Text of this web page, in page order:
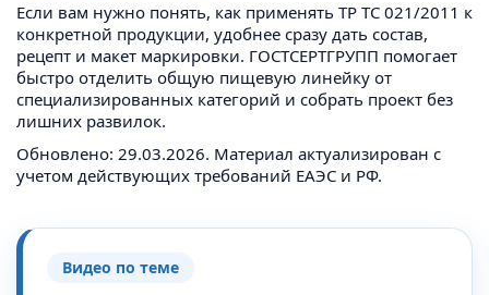
Если вам нужно понять, как применять ТР ТС 021/2011 к
конкретной продукции, удобнее сразу дать состав,
рецепт и макет маркировки. ГОСТСЕРТГРУПП помогает
быстро отделить общую пищевую линейку от
специализированных категорий и собрать проект без
лишних развилок.
Обновлено: 29.03.2026. Материал актуализирован с
учетом действующих требований ЕАЭС и РФ.
Видео по теме